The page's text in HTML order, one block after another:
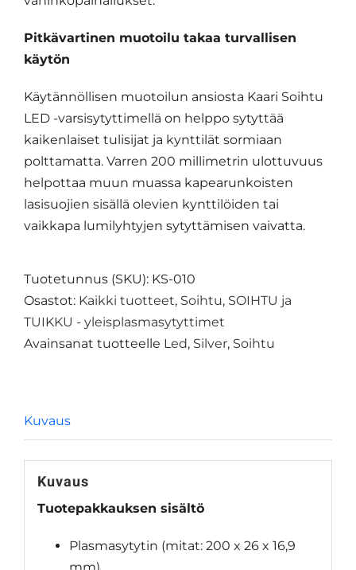
Pitkävartinen muotoilu takaa turvallisen
käytön
Käytännöllisen muotoilun ansiosta Kaari Soihtu
LED -varsisytyttimellä on helppo sytyttää
kaikenlaiset tulisijat ja kynttilät sormiaan
polttamatta. Varren 200 millimetrin ulottuvuus
helpottaa muun muassa kapearunkoisten
lasisuojien sisällä olevien kynttilöiden tai
vaikkapa lumilyhtyjen sytyttämisen vaivatta.
Tuotetunnus (SKU): KS-010
Osastot: Kaikki tuotteet, Soihtu, SOIHTU ja
TUIKKU - yleisplasmasytyttimet
Avainsanat tuotteelle Led, Silver, Soihtu
Kuvaus
Kuvaus
Tuotepakkauksen sisältö
Plasmasytytin (mitat: 200 x 26 x 16,9